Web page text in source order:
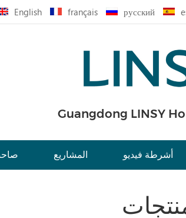
English français русский
Guangdong LINSY
المشاريع أشرطة فيديو